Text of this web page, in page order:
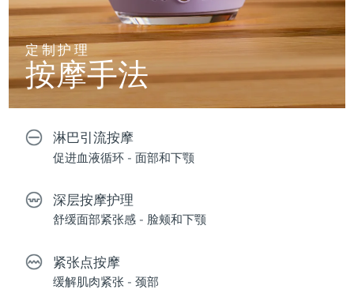
定制护理
按摩手法
淋巴引流按摩
促进血液循环 - 面部和下颚
深层按摩护理
舒缓面部紧张感 - 脸颊和下颚
紧张点按摩
缓解肌肉紧张 - 颈部